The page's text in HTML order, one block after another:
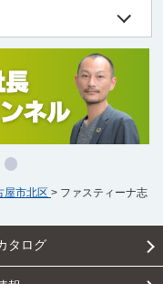
屋市北区 > ファスティーナ志
タログ